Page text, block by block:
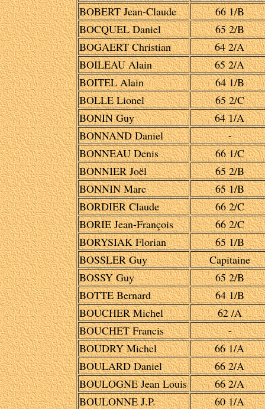
BOBERT Jean-Claude
66 1/B
BOCQUEL Daniel
65 2/B
BOGAERT Christian
64 2/A
BOILEAU Alain
65 2/A
BOITEL Alain
64 1/B
BOLLE Lionel
65 2/C
BONIN Guy
64 1/A
BONNAND Daniel
-
BONNEAU Denis
66 1/C
BONNIER Joël
65 2/B
BONNIN Marc
65 1/B
BORDIER Claude
66 2/C
BORIE Jean-François
66 2/C
BORYSIAK Florian
65 1/B
BOSSLER Guy
Capitaine
BOSSY Guy
65 2/B
BOTTE Bernard
64 1/B
BOUCHER Michel
62 /A
BOUCHET Francis
-
BOUDRY Michel
66 1/A
BOULARD Daniel
66 2/A
BOULOGNE Jean Louis
66 2/A
BOULONNE J.P.
60 1/A